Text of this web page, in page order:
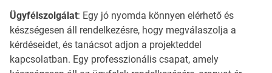
Ügyfélszolgálat: Egy jó nyomda könnyen elérhető és
készségesen áll rendelkezésre, hogy megválaszolja a
kérdéseidet, és tanácsot adjon a projekteddel
kapcsolatban. Egy professzionális csapat, amely